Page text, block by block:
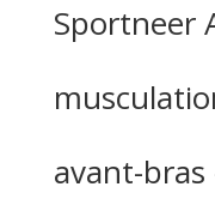
Sportneer
avant-